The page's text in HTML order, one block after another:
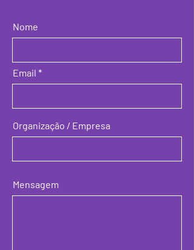
Nome
Email
Organização / Empresa
Mensagem